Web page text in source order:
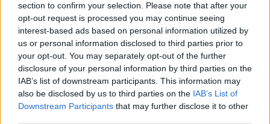
section to confirm your selection. Please note that after your
opt-out request is processed you may continue seeing
interest-based ads based on personal information utilized by
us or personal information disclosed to third parties prior to
your opt-out. You may separately opt-out of the further
disclosure of your personal information by third parties on the
IAB’s list of downstream participants. This information may
also be disclosed by us to third parties on the IAB’s List of
Downstream Participants that may further disclose it to other